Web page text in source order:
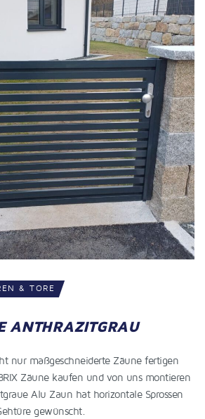
& TORE
ANTHRAZITGRAU
nur maßgeschneiderte Zäune fertigen
Zäune kaufen und von uns montieren
Alu Zaun hat horizontale Sprossen
gewünscht.